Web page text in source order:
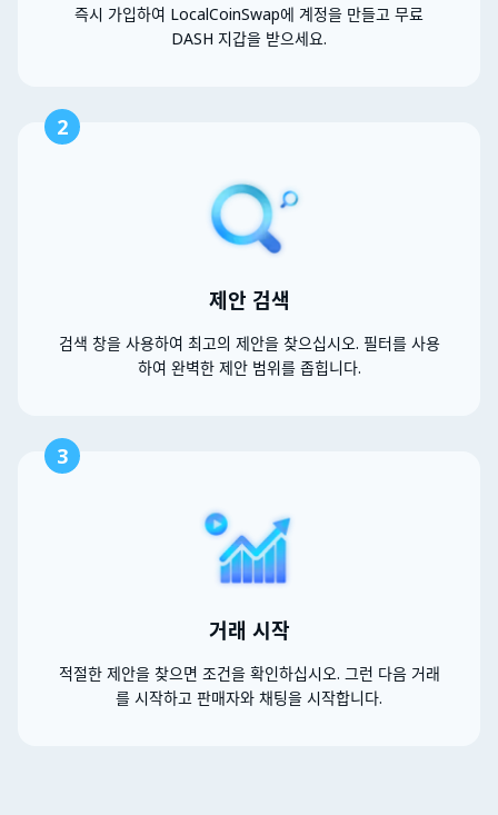
즉시 가입하여 LocalCoinSwap에 계정을 만들고 무료
DASH 지갑을 받으세요.
2
제안 검색
검색 창을 사용하여 최고의 제안을 찾으십시오. 필터를 사용
하여 완벽한 제안 범위를 좁힙니다.
3
거래 시작
적절한 제안을 찾으면 조건을 확인하십시오. 그런 다음 거래
를 시작하고 판매자와 채팅을 시작합니다.